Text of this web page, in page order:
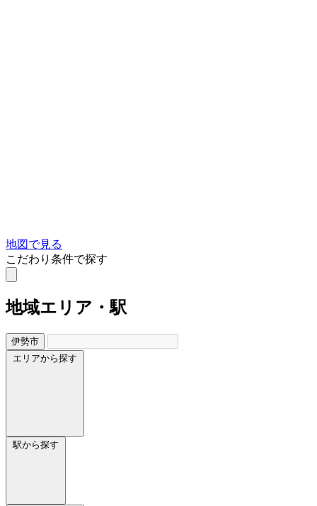
地図で見る
こだわり条件で探す
地域エリア・駅
伊勢市
エリアから探す
駅から探す